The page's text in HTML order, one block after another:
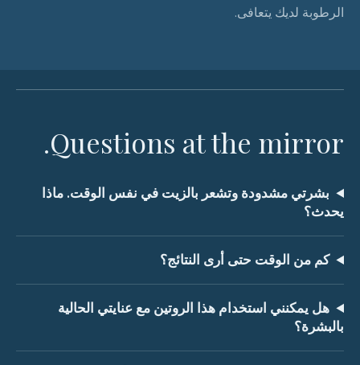
الرطوبة لديك يتعافى.
Questions at the mirror.
بشرتي مشدودة وتشعر بالزيت في نفس الوقت. ماذا
يحدث؟
كم من الوقت حتى أرى النتائج؟
هل يمكنني استخدام هذا الروتين مع عنايتي الحالية
بالبشرة؟